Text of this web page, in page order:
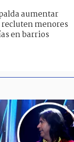
aumentar
menores
en barrios